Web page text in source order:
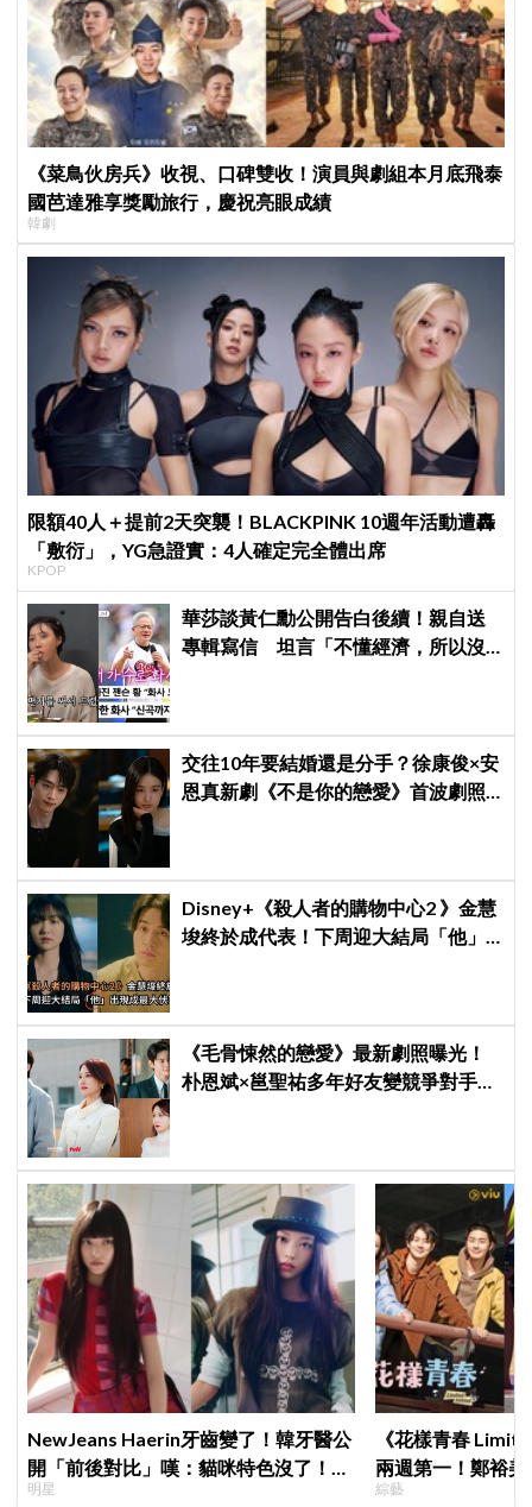
《菜鳥伙房兵》收視、口碑雙收！演員與劇組本月底飛泰
國芭達雅享獎勵旅行，慶祝亮眼成績
韓劇
限額40人＋提前2天突襲！BLACKPINK 10週年活動遭轟
「敷衍」，YG急證實：4人確定完全體出席
KPOP
華莎談黃仁勳公開告白後續！親自送
專輯寫信 坦言「不懂經濟，所以沒
交往10年要結婚還是分手？徐康俊×安
恩真新劇《不是你的戀愛》首波劇照
Disney+《殺人者的購物中心2 》金慧
埈終於成代表！下周迎大結局「他」
《毛骨悚然的戀愛》最新劇照曝光！
朴恩斌×邕聖祐多年好友變競爭對手，
NewJeans Haerin牙齒變了！韓牙醫公
開「前後對比」嘆：貓咪特色沒了！粉
絲超崩潰
明星
《花樣青春
兩週第一！鄭裕
笑料不斷，崔宇
綜藝